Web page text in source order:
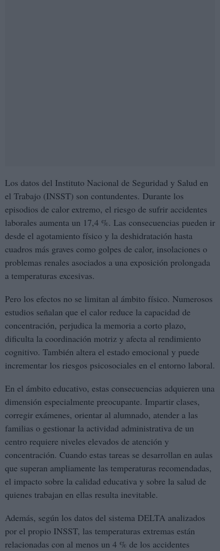
Los datos del Instituto Nacional de Seguridad y Salud en
el Trabajo (INSST) son contundentes. Durante los
episodios de calor extremo, el riesgo de sufrir accidentes
laborales aumenta un 17,4 %. Las consecuencias pueden ir
desde el agotamiento físico y la deshidratación hasta
cuadros más graves como golpes de calor, insolaciones o
problemas renales asociados a una exposición prolongada
a temperaturas excesivas.
Pero los efectos no se limitan al ámbito físico. Numerosos
estudios señalan que el calor reduce la capacidad de
concentración, perjudica la memoria a corto plazo,
dificulta la coordinación motriz y afecta al rendimiento
cognitivo. También altera el estado emocional y puede
incrementar los riesgos psicosociales en el entorno laboral.
En el ámbito educativo, estas consecuencias adquieren una
dimensión especialmente preocupante. Impartir clases,
corregir exámenes, orientar al alumnado, atender a las
familias o gestionar la actividad administrativa de un
centro requiere niveles elevados de atención y
concentración. Cuando estas tareas se desarrollan en aulas
que superan ampliamente las temperaturas recomendadas,
el impacto sobre la calidad educativa y sobre la salud de
quienes trabajan en ellas resulta inevitable.
Además, según los datos del sistema DELTA analizados
por el propio INSST, las temperaturas extremas están
relacionadas con al menos un 4 % de los accidentes